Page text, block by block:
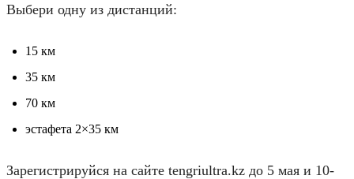
Выбери одну из дистанций:
15 км
35 км
70 км
эстафета 2×35 км
Зарегистрируйся на сайте tengriultra.kz до 5 мая и 10-